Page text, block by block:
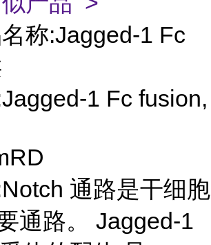
称:Jagged-1 Fc
1 Fc fusion,
通路是干细胞
通路。 Jagged-1